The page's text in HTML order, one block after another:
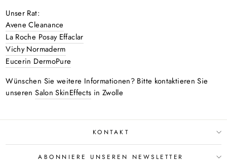
Unser Rat:
Avene Cleanance
La Roche Posay Effaclar
Vichy Normaderm
Eucerin DermoPure
Wünschen Sie weitere Informationen? Bitte kontaktieren Sie
unserenSalon SkinEffects in Zwolle
KONTAKT
ABONNIERE UNSEREN NEWSLETTER